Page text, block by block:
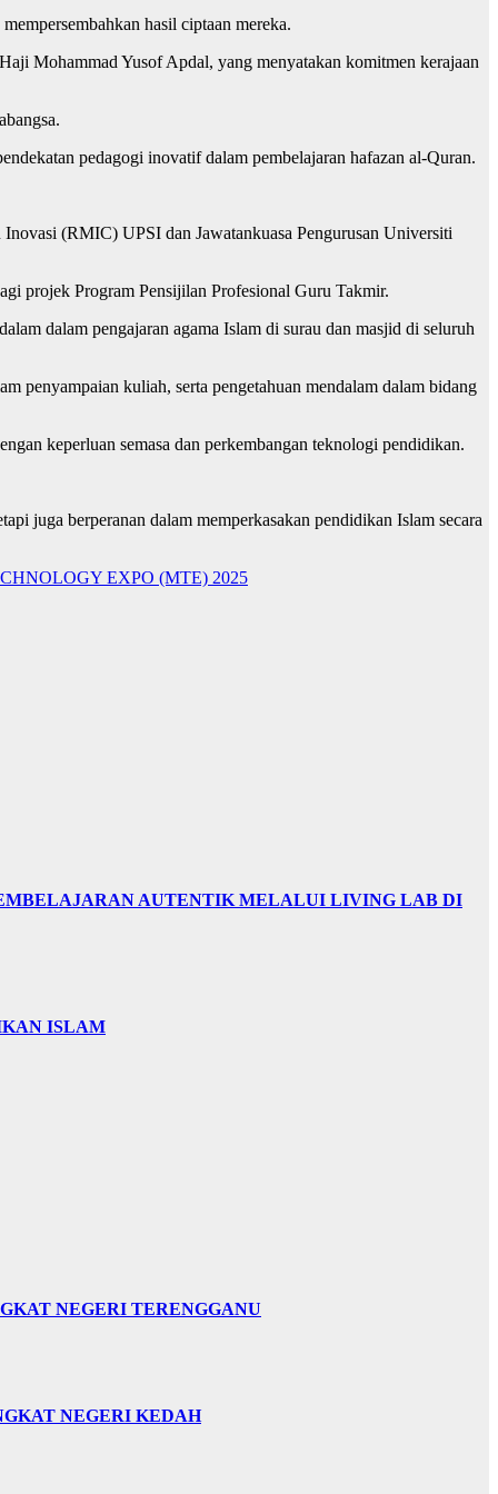
hasil ciptaan mereka.
Mohammad Yusof Apdal, yang menyatakan komitmen kerajaan
pedagogi inovatif dalam pembelajaran hafazan al-Quran.
(RMIC) UPSI dan Jawatankuasa Pengurusan Universiti
projek Program Pensijilan Profesional Guru Takmir.
dalam pengajaran agama Islam di surau dan masjid di seluruh
penyampaian kuliah, serta pengetahuan mendalam dalam bidang
keperluan semasa dan perkembangan teknologi pendidikan.
juga berperanan dalam memperkasakan pendidikan Islam secara
EXPO (MTE) 2025
AUTENTIK MELALUI LIVING LAB DI
ISLAM
NEGERI TERENGGANU
NEGERI KEDAH